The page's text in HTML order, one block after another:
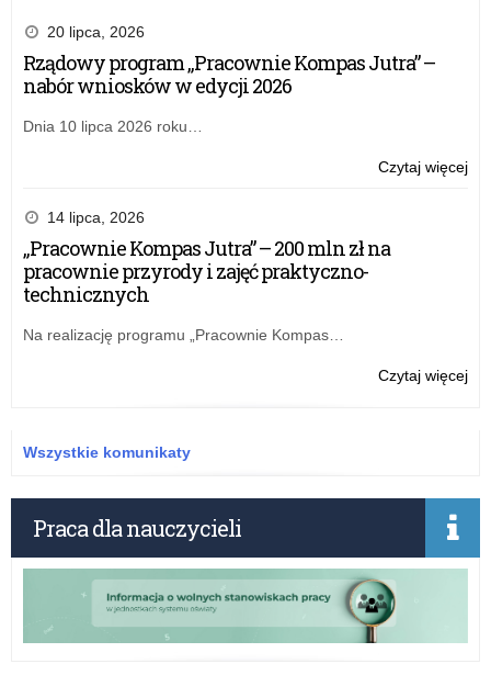
20 lipca, 2026
Rządowy program „Pracownie Kompas Jutra” –
nabór wniosków w edycji 2026
Dnia 10 lipca 2026 roku…
Czytaj więcejo:
14 lipca, 2026
„Pracownie Kompas Jutra” – 200 mln zł na
pracownie przyrody i zajęć praktyczno-
technicznych
Na realizację programu „Pracownie Kompas…
Czytaj więcejo:
Wszystkie komunikaty
Praca dla nauczycieli